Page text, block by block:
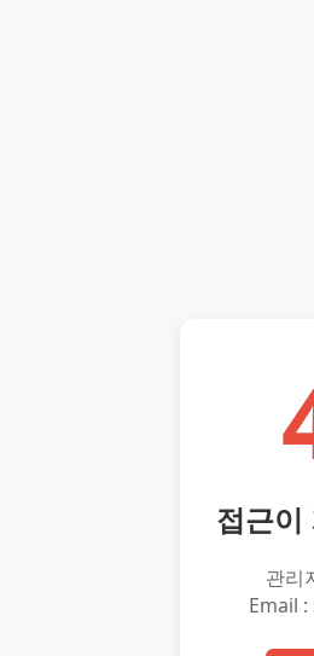
접근이
관리
Email